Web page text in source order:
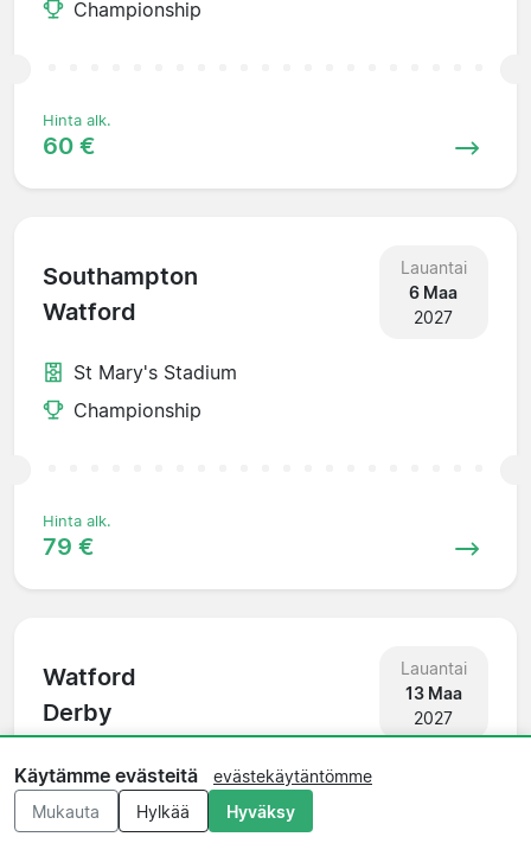
Championship
Hinta alk.
60 €
Southampton
Watford
Lauantai
6 Maa
2027
St Mary's Stadium
Championship
Hinta alk.
79 €
Watford
Derby
Lauantai
13 Maa
2027
Vicarage Road
Championship
Käytämme evästeitä
evästekäytäntömme
Mukauta
Hylkää Hyväksy